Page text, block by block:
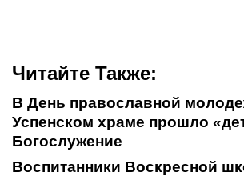
Читайте Также:
В День православной
Успенском храме прошло
Богослужение
Воспитанники Воскресной